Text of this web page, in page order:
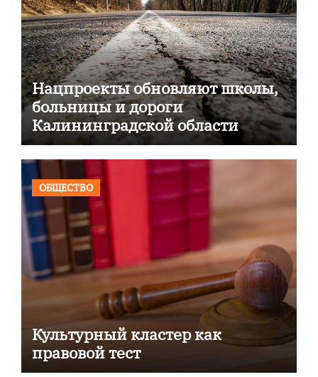
Нацпроекты обновляют школы,
больницы и дороги
Калининградской области
ОБЩЕСТВО
Культурный кластер как
правовой тест